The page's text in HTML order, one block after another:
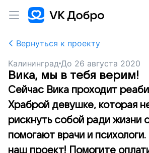
Вернуться к проекту
Калининград До 26 августа 2020
Вика, мы в тебя верим!
Сейчас Вика проходит
Храброй девушке, которая
рискнуть собой ради жизни
помогают врачи и
наш проект! Помогите